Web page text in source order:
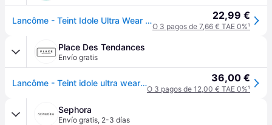
Lancôme - Teint Idole Ultra Wear All Over Concealer Correctores 13 ml 023 - BEIGE AURORE 22,99 €
O 3 pagos de 7,66 € TAE 0%¹
Place Des Tendances
Envío gratis
Lancôme - Teint idole ultra wear all over concealer - 14ml - Beige 36,00 €
O 3 pagos de 12,00 € TAE 0%¹
Sephora
Envío gratis, 2-3 días